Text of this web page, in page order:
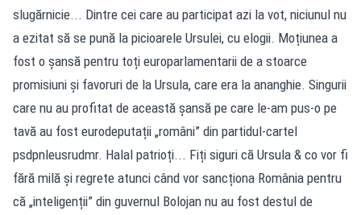
slugărnicie... Dintre cei care au participat azi la vot, niciunul nu
a ezitat să se pună la picioarele Ursulei, cu elogii. Moțiunea a
fost o șansă pentru toți europarlamentarii de a stoarce
promisiuni și favoruri de la Ursula, care era la ananghie. Singurii
care nu au profitat de această șansă pe care le-am pus-o pe
tavă au fost eurodeputații „români” din partidul-cartel
psdpnleusrudmr. Halal patrioți... Fiți siguri că Ursula & co vor fi
fără milă și regrete atunci când vor sancționa România pentru
că „inteligenții” din guvernul Bolojan nu au fost destul de